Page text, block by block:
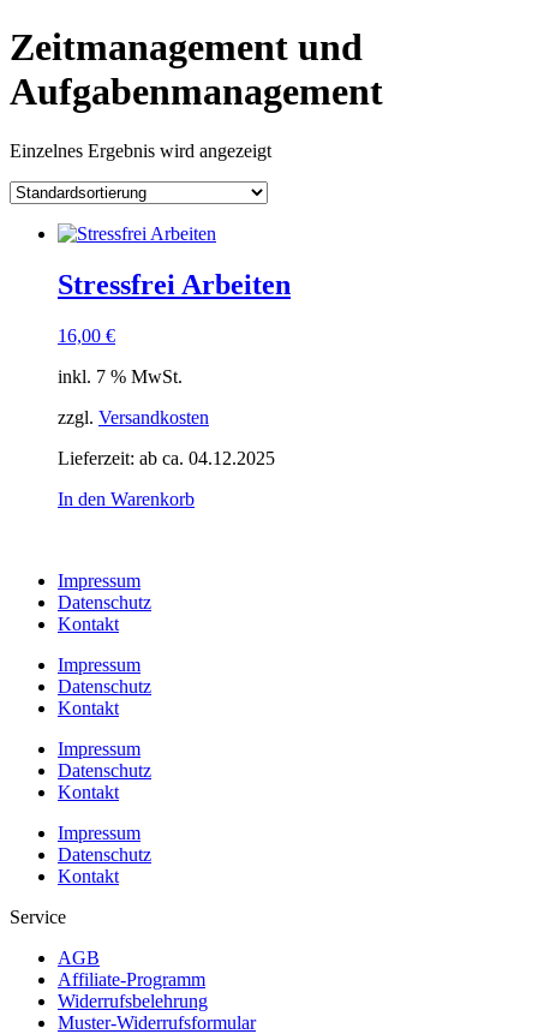
Zeitmanagement und
Aufgabenmanagement
Einzelnes Ergebnis wird angezeigt
Stressfrei Arbeiten
16,00 €
inkl. 7 % MwSt.
zzgl. Versandkosten
Lieferzeit: ab ca. 04.12.2025
In den Warenkorb
Impressum
Datenschutz
Kontakt
Impressum
Datenschutz
Kontakt
Impressum
Datenschutz
Kontakt
Impressum
Datenschutz
Kontakt
Service
AGB
Affiliate-Programm
Widerrufsbelehrung
Muster-Widerrufsformular